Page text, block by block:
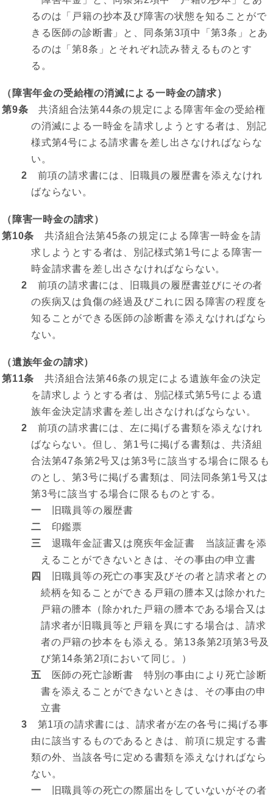
るのは「戸籍の抄本及び障害の状態を知ることがで
きる医師の診断書」と、同条第3項中「第3条」とあ
るのは「第8条」とそれぞれ読み替えるものとす
る。
（障害年金の受給権の消滅による一時金の請求）
第9条 共済組合法第44条の規定による障害年金の受給権
の消滅による一時金を請求しようとする者は、別記
様式第4号による請求書を差し出さなければならな
い。
2 前項の請求書には、旧職員の履歴書を添えなけれ
ばならない。
（障害一時金の請求）
第10条 共済組合法第45条の規定による障害一時金を請
求しようとする者は、別記様式第1号による障害一
時金請求書を差し出さなければならない。
2 前項の請求書には、旧職員の履歴書並びにその者
の疾病又は負傷の経過及びこれに因る障害の程度を
知ることができる医師の診断書を添えなければなら
ない。
（遺族年金の請求）
第11条 共済組合法第46条の規定による遺族年金の決定
を請求しようとする者は、別記様式第5号による遺
族年金決定請求書を差し出さなければならない。
2 前項の請求書には、左に掲げる書類を添えなけれ
ばならない。但し、第1号に掲げる書類は、共済組
合法第47条第2号又は第3号に該当する場合に限るも
のとし、第3号に掲げる書類は、同法同条第1号又は
第3号に該当する場合に限るものとする。
一 旧職員等の履歴書
二 印鑑票
三
退職年金証書又は廃疾年金証書 当該証書を添
えることができないときは、その事由の申立書
四
旧職員等の死亡の事実及びその者と請求者との
続柄を知ることができる戸籍の謄本又は除かれた
戸籍の謄本（除かれた戸籍の謄本である場合又は
請求者が旧職員等と戸籍を異にする場合は、請求
者の戸籍の抄本をも添える。第13条第2項第3号及
び第14条第2項において同じ。）
五 医師の死亡診断書 特別の事由により死亡診断
書を添えることができないときは、その事由の申
立書
3 第1項の請求書には、請求者が左の各号に掲げる事
由に該当するものであるときは、前項に規定する書
類の外、当該各号に定める書類を添えなければなら
ない。
一 旧職員等の死亡の際届出をしていないがその者